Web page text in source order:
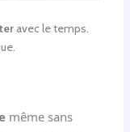
avec le temps.
même sans